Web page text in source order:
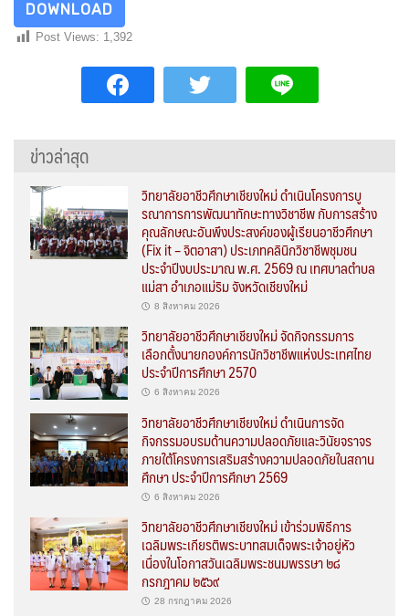
DOWNLOAD
Post Views: 1,392
ข่าวล่าสุด
วิทยาลัยอาชีวศึกษาเชียงใหม่ ดำเนินโครงการบู
รณาการการพัฒนาทักษะทางวิชาชีพ กับการสร้าง
คุณลักษณะอันพึงประสงค์ของผู้เรียนอาชีวศึกษา
(Fix it – จิตอาสา) ประเภทคลินิกวิชาชีพชุมชน
ประจำปีงบประมาณ พ.ศ. 2569 ณ เทศบาลตำบล
แม่สา อำเภอแม่ริม จังหวัดเชียงใหม่
8 สิงหาคม 2026
วิทยาลัยอาชีวศึกษาเชียงใหม่ จัดกิจกรรมการ
เลือกตั้งนายกองค์การนักวิชาชีพแห่งประเทศไทย
ประจำปีการศึกษา 2570
6 สิงหาคม 2026
วิทยาลัยอาชีวศึกษาเชียงใหม่ ดำเนินการจัด
กิจกรรมอบรมด้านความปลอดภัยและวินัยจราจร
ภายใต้โครงการเสริมสร้างความปลอดภัยในสถาน
ศึกษา ประจำปีการศึกษา 2569
6 สิงหาคม 2026
วิทยาลัยอาชีวศึกษาเชียงใหม่ เข้าร่วมพิธีการ
เฉลิมพระเกียรติพระบาทสมเด็จพระเจ้าอยู่หัว
เนื่องในโอกาสวันเฉลิมพระชนมพรรษา ๒๘
กรกฎาคม ๒๕๖๙
28 กรกฎาคม 2026